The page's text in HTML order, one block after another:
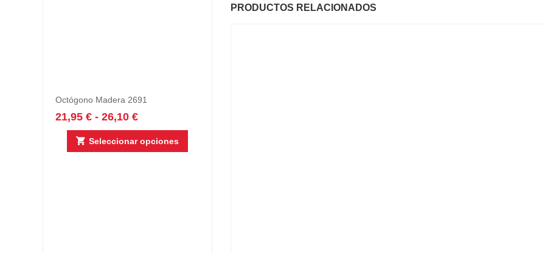
PRODUCTOS RELACIONADOS
Octógono Madera 2691
21,95 € - 26,10 €
Seleccionar opciones